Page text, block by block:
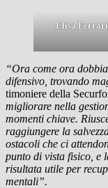
Elisa
“Ora come ora
difensivo, trovando
timoniere della
migliorare nella
momenti chiave.
raggiungere la
ostacoli che ci
punto di vista fisico, e
risultata utile per
mentali”.